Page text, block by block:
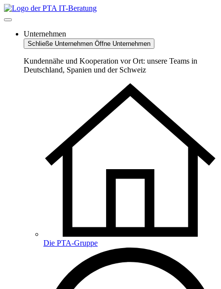
Zum
Inhalt
Unternehmen
Schließe Unternehmen Öffne Unternehmen
Kundennähe und Kooperation vor Ort: unsere Teams in
Deutschland, Spanien und der Schweiz
Die PTA-Gruppe